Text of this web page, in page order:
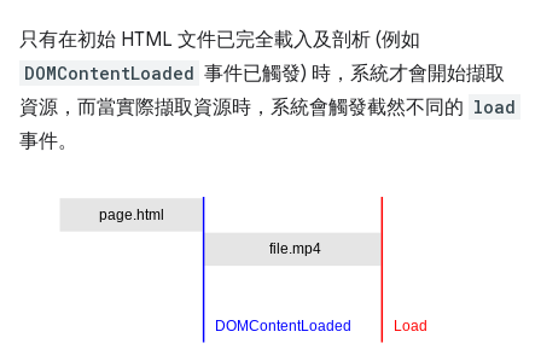
只有在初始 HTML 文件已完全載入及剖析 (例如
DOMContentLoaded 事件已觸發) 時，系統才會開始擷取
資源，而當實際擷取資源時，系統會觸發截然不同的 load
事件。